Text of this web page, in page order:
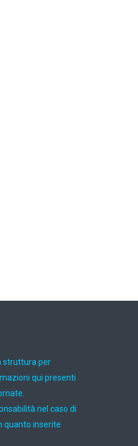
struttura per
qui presenti
nel caso di
quanto inserite